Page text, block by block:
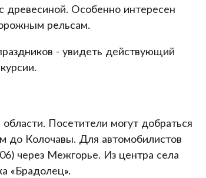
древесиной. Особенно интересен
рельсам.
- увидеть действующий
Посетители могут добраться
до Колочавы. Для автомобилистов
через Межгорье. Из центра села
«Брадолец».